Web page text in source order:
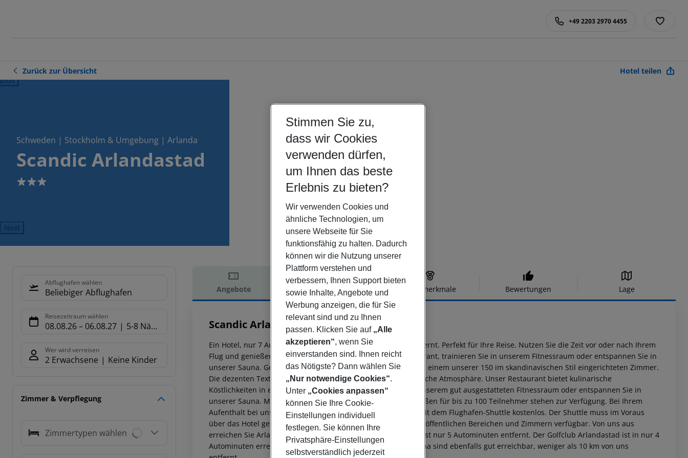
+49 2203 2970 4455
Zurück zur Übersicht Hotel teilen
Schweden | Stockholm & Umgebung | Arlanda
Scandic Arlandastad
3
Next
Abflughafen wählen
Beliebiger Abflughafen
Reisezeitraum wählen
08.08.26– 06.08.27 5-8 Nächte
Wer wird verreisen
2 Erwachsene Keine Kinder
Zimmer & Verpflegung
Zimmertypen wählen
Angebote Hotelbeschreibung Hotelmerkmale Bewertungen Lage
Hotelbeschreibung
Scandic Arlandastad
3
Ein Hotel, nur 7 Autominuten von Arlanda und Terminal 5 entfernt. Perfekt für Ihre Reise. Nutzen Sie die Zeit vor oder nach Ihrem
Flug und genießen Sie ein köstliches Essen in unserem Restaurant, trainieren Sie in unserem Fitnessraum oder entspannen Sie in
unserer Sauna. Genießen Sie einen komfortablen Aufenthalt in einem unserer 150 im skandinavischen Stil eingerichteten Zimmer.
Die dezenten Textilien schaffen eine harmonische und gemütliche Atmosphäre. Unser Restaurant bietet kulinarische
Köstlichkeiten in entspannter Atmosphäre. Trainieren Sie in unserem gut ausgestatteten Fitnessraum oder entspannen Sie in
unserer Sauna. Moderne Tagungsräume in verschiedenen Größen für bis zu 100 Teilnehmer stehen zur Verfügung. Bei Ihrem
Aufenthalt bei uns sind die Parkplätze und der Rücktransfer mit dem Flughafen-Shuttle kostenlos. Der Shuttle muss im Voraus
über das Hotel gebucht werden. Kostenloses WLAN ist in allen öffentlichen Bereichen und Zimmern verfügbar. Von uns aus
erreichen Sie Arlanda in nur 7 Minuten mit dem Auto. Märsta ist nur 5 Autominuten entfernt. Der Golfclub Arlandastad ist in nur 4
Autominuten erreichbar. Schloss Steninge und die Stadt Sigtuna sind ebenfalls gut erreichbar, weniger als 10 km von uns
Stimmen Sie zu,
dass wir Cookies
verwenden dürfen,
um Ihnen das beste
Erlebnis zu bieten?
Wir verwenden Cookies und
ähnliche Technologien, um
unsere Webseite für Sie
funktionsfähig zu halten. Dadurch
können wir die Nutzung unserer
Plattform verstehen und
verbessern, Ihnen Support bieten
sowie Inhalte, Angebote und
Werbung anzeigen, die für Sie
relevant sind und zu Ihnen
passen. Klicken Sie auf „Alle
akzeptieren“, wenn Sie
einverstanden sind. Ihnen reicht
das Nötigste? Dann wählen Sie
„Nur notwendige Cookies“.
Unter „Cookies anpassen“
können Sie Ihre Cookie-
Einstellungen individuell
festlegen. Sie können Ihre
Privatsphäre-Einstellungen
selbstverständlich jederzeit